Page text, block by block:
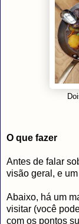
O que fazer
Antes de falar
visão geral, e
Abaixo, há um
visitar (você
com os pontos